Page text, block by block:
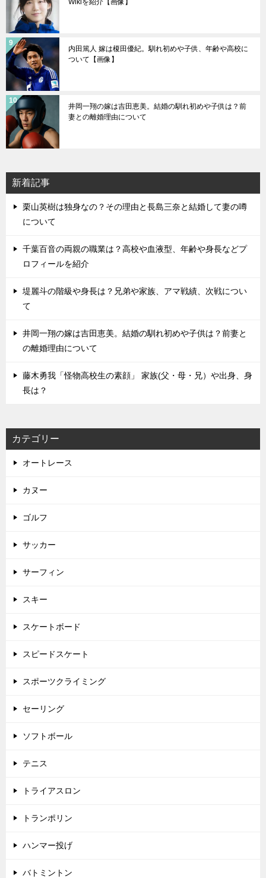
Wikiを紹介【画像】
内田篤人 嫁は榎田優紀。馴れ初めや子供、年齢や高校に
ついて【画像】
井岡一翔の嫁は吉田恵美。結婚の馴れ初めや子供は？前
妻との離婚理由について
新着記事
栗山英樹は独身なの？その理由と長島三奈と結婚して妻の噂
について
千葉百音の両親の職業は？高校や血液型、年齢や身長などプ
ロフィールを紹介
堤麗斗の階級や身長は？兄弟や家族、アマ戦績、次戦につい
て
井岡一翔の嫁は吉田恵美。結婚の馴れ初めや子供は？前妻と
の離婚理由について
藤木勇我「怪物高校生の素顔」 家族(父・母・兄）や出身、身
長は？
カテゴリー
オートレース
カヌー
ゴルフ
サッカー
サーフィン
スキー
スケートボード
スピードスケート
スポーツクライミング
セーリング
ソフトボール
テニス
トライアスロン
トランポリン
ハンマー投げ
バトミントン